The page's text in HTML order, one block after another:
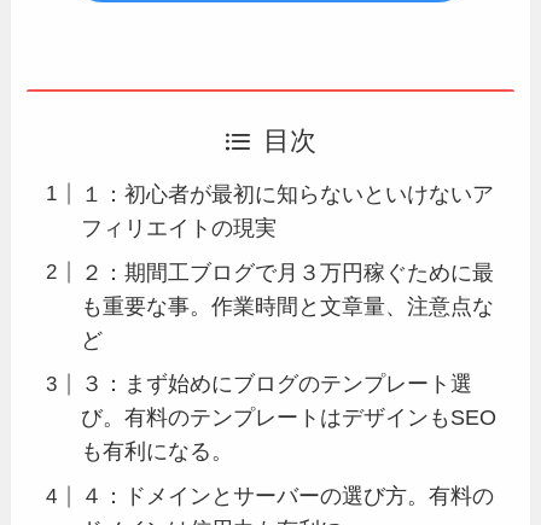
目次
１：初心者が最初に知らないといけないア
フィリエイトの現実
２：期間工ブログで月３万円稼ぐために最
も重要な事。作業時間と文章量、注意点な
ど
３：まず始めにブログのテンプレート選
び。有料のテンプレートはデザインもSEO
も有利になる。
４：ドメインとサーバーの選び方。有料の